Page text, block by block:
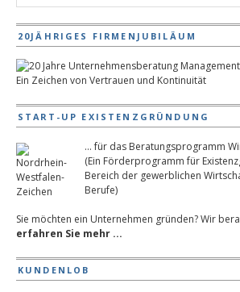
20JÄHRIGES FIRMENJUBILÄUM
Ein Zeichen von Vertrauen und Kontinuität
START-UP EXISTENZGRÜNDUNG
... für das Beratungsprogramm
(Ein Förderprogramm für
Bereich der gewerblichen
Berufe)
Sie möchten ein Unternehmen gründen? Wir
erfahren Sie mehr ...
KUNDENLOB